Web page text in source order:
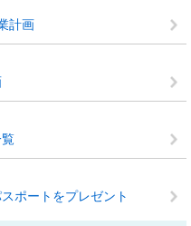
計画
ポートをプレゼント